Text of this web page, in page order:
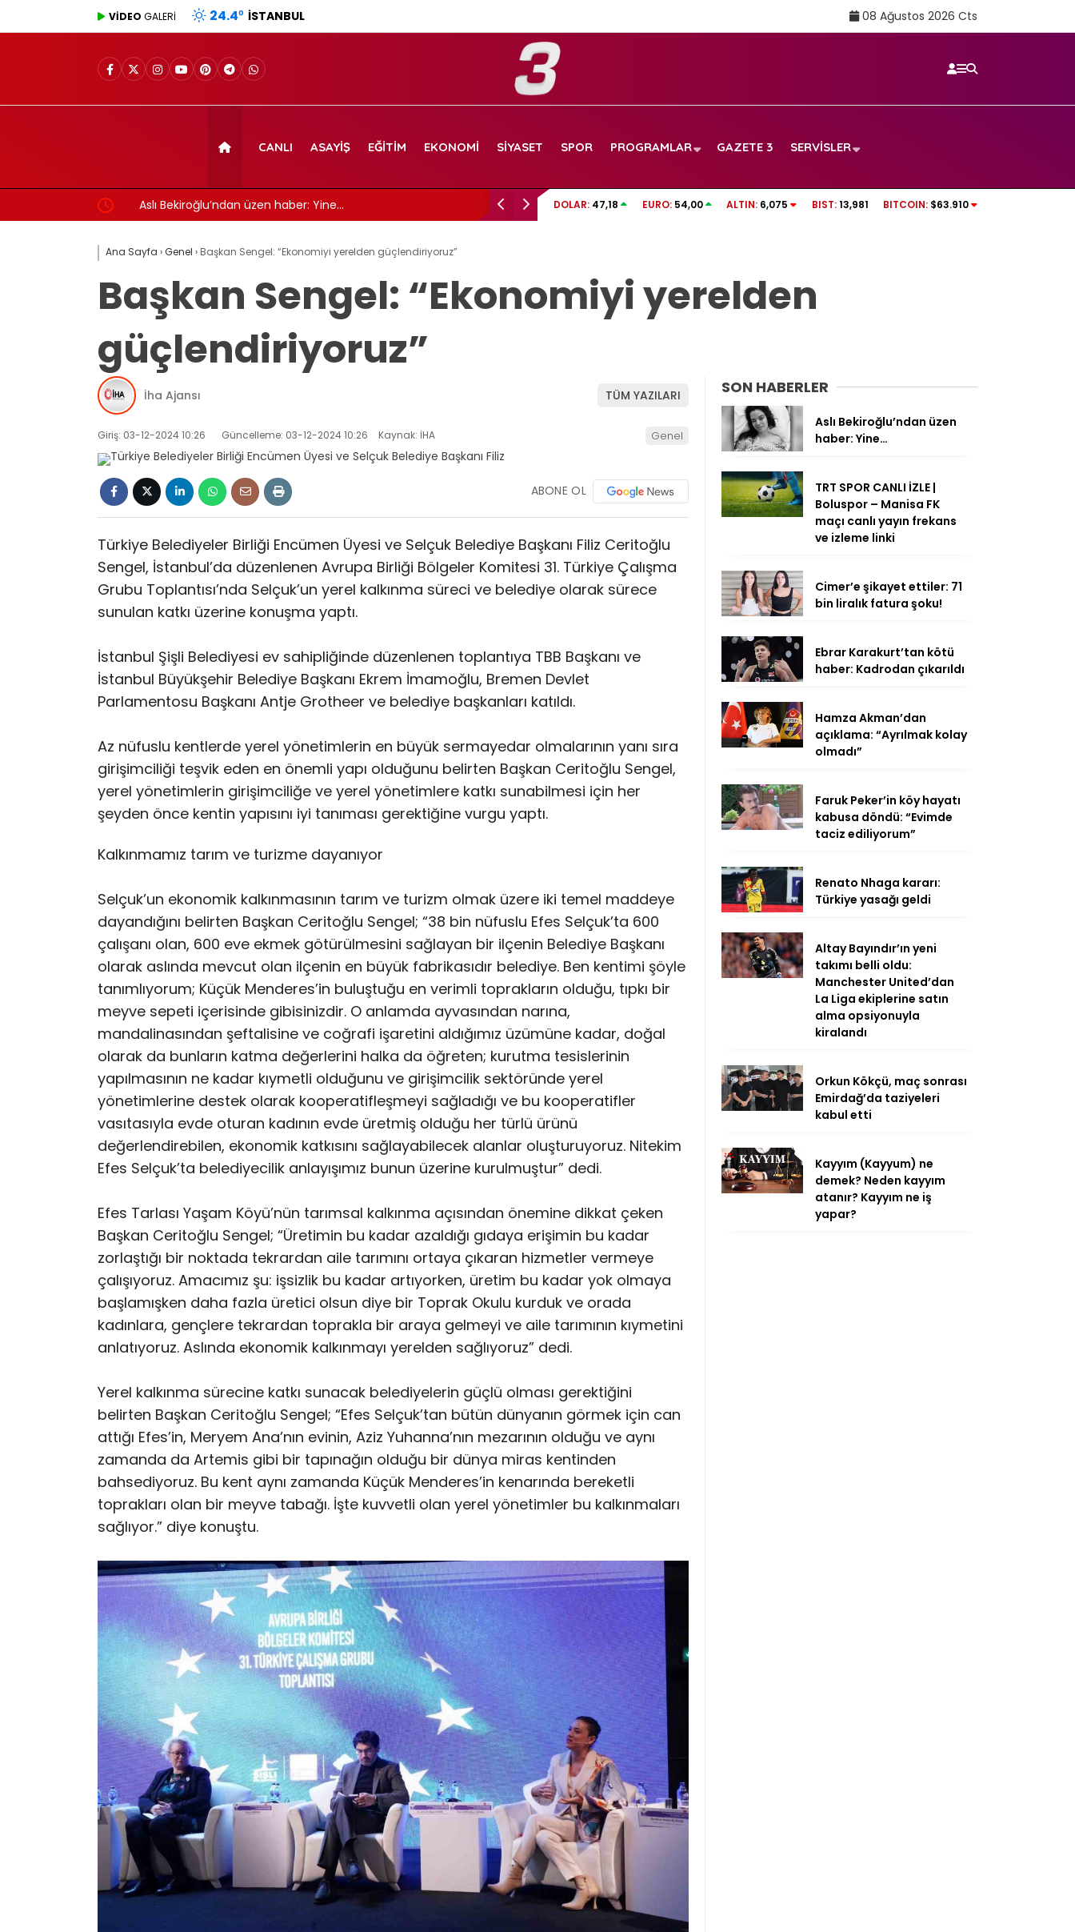
VİDEO GALERİ 24.4° İSTANBUL 08 Ağustos 2026 Cts
CANLI ASAYIŞ EĞITIM EKONOMI SIYASET SPOR PROGRAMLAR GAZETE 3 SERVISLER
Aslı Bekiroğlu’ndan üzen haber: Yine…
TRT SPOR CANLI İZLE | Boluspor – Manisa FK maçı canlı yayın
Aslı Bekiroğlu’ndan üzen haber: Yine…
DOLAR: 47,18 EURO: 54,00 ALTIN: 6,075 BIST: 13,981 BITCOIN: $63.910
Ana Sayfa ›Genel › Başkan Sengel: “Ekonomiyi yerelden güçlendiriyoruz”
Başkan Sengel: “Ekonomiyi yerelden
güçlendiriyoruz”
İha Ajansı TÜM YAZILARI
Giriş: 03-12-2024 10:26 Güncelleme: 03-12-2024 10:26 Kaynak: İHA Genel
ABONE OL
Türkiye Belediyeler Birliği Encümen Üyesi ve Selçuk Belediye Başkanı Filiz Ceritoğlu
Sengel, İstanbul’da düzenlenen Avrupa Birliği Bölgeler Komitesi 31. Türkiye Çalışma
Grubu Toplantısı’nda Selçuk’un yerel kalkınma süreci ve belediye olarak sürece
sunulan katkı üzerine konuşma yaptı.
İstanbul Şişli Belediyesi ev sahipliğinde düzenlenen toplantıya TBB Başkanı ve
İstanbul Büyükşehir Belediye Başkanı Ekrem İmamoğlu, Bremen Devlet
Parlamentosu Başkanı Antje Grotheer ve belediye başkanları katıldı.
Az nüfuslu kentlerde yerel yönetimlerin en büyük sermayedar olmalarının yanı sıra
girişimciliği teşvik eden en önemli yapı olduğunu belirten Başkan Ceritoğlu Sengel,
yerel yönetimlerin girişimciliğe ve yerel yönetimlere katkı sunabilmesi için her
şeyden önce kentin yapısını iyi tanıması gerektiğine vurgu yaptı.
Kalkınmamız tarım ve turizme dayanıyor
Selçuk’un ekonomik kalkınmasının tarım ve turizm olmak üzere iki temel maddeye
dayandığını belirten Başkan Ceritoğlu Sengel; “38 bin nüfuslu Efes Selçuk’ta 600
çalışanı olan, 600 eve ekmek götürülmesini sağlayan bir ilçenin Belediye Başkanı
olarak aslında mevcut olan ilçenin en büyük fabrikasıdır belediye. Ben kentimi şöyle
tanımlıyorum; Küçük Menderes’in buluştuğu en verimli toprakların olduğu, tıpkı bir
meyve sepeti içerisinde gibisinizdir. O anlamda ayvasından narına,
mandalinasından şeftalisine ve coğrafi işaretini aldığımız üzümüne kadar, doğal
olarak da bunların katma değerlerini halka da öğreten; kurutma tesislerinin
yapılmasının ne kadar kıymetli olduğunu ve girişimcilik sektöründe yerel
yönetimlerine destek olarak kooperatifleşmeyi sağladığı ve bu kooperatifler
vasıtasıyla evde oturan kadının evde üretmiş olduğu her türlü ürünü
değerlendirebilen, ekonomik katkısını sağlayabilecek alanlar oluşturuyoruz. Nitekim
Efes Selçuk’ta belediyecilik anlayışımız bunun üzerine kurulmuştur” dedi.
Efes Tarlası Yaşam Köyü’nün tarımsal kalkınma açısından önemine dikkat çeken
Başkan Ceritoğlu Sengel; “Üretimin bu kadar azaldığı gıdaya erişimin bu kadar
zorlaştığı bir noktada tekrardan aile tarımını ortaya çıkaran hizmetler vermeye
çalışıyoruz. Amacımız şu: işsizlik bu kadar artıyorken, üretim bu kadar yok olmaya
başlamışken daha fazla üretici olsun diye bir Toprak Okulu kurduk ve orada
kadınlara, gençlere tekrardan toprakla bir araya gelmeyi ve aile tarımının kıymetini
anlatıyoruz. Aslında ekonomik kalkınmayı yerelden sağlıyoruz” dedi.
Yerel kalkınma sürecine katkı sunacak belediyelerin güçlü olması gerektiğini
belirten Başkan Ceritoğlu Sengel; “Efes Selçuk’tan bütün dünyanın görmek için can
attığı Efes’in, Meryem Ana’nın evinin, Aziz Yuhanna’nın mezarının olduğu ve aynı
zamanda da Artemis gibi bir tapınağın olduğu bir dünya miras kentinden
bahsediyoruz. Bu kent aynı zamanda Küçük Menderes’in kenarında bereketli
toprakları olan bir meyve tabağı. İşte kuvvetli olan yerel yönetimler bu kalkınmaları
sağlıyor.” diye konuştu.
SON HABERLER
Aslı Bekiroğlu’ndan üzen
haber: Yine…
TRT SPOR CANLI İZLE |
Boluspor – Manisa FK
maçı canlı yayın frekans
ve izleme linki
Cimer’e şikayet ettiler: 71
bin liralık fatura şoku!
Ebrar Karakurt’tan kötü
haber: Kadrodan çıkarıldı
Hamza Akman’dan
açıklama: “Ayrılmak kolay
olmadı”
Faruk Peker’in köy hayatı
kabusa döndü: “Evimde
taciz ediliyorum”
Renato Nhaga kararı:
Türkiye yasağı geldi
Altay Bayındır’ın yeni
takımı belli oldu:
Manchester United’dan
La Liga ekiplerine satın
alma opsiyonuyla
kiralandı
Orkun Kökçü, maç sonrası
Emirdağ’da taziyeleri
kabul etti
Kayyım (Kayyum) ne
demek? Neden kayyım
atanır? Kayyım ne iş
yapar?